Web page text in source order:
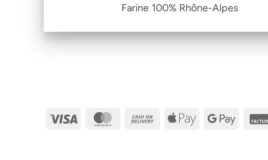
Farine 100% Rhône-Alpes
Visa MasterCardCash
Apple
Google